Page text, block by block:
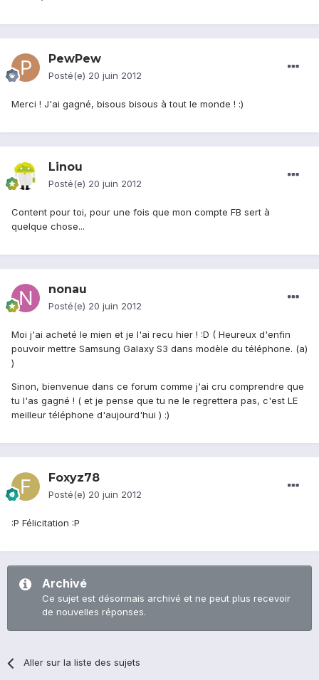
PewPew
Posté(e) 20 juin 2012
Merci ! J'ai gagné, bisous bisous à tout le monde ! :)
Linou
Posté(e) 20 juin 2012
Content pour toi, pour une fois que mon compte FB sert à
quelque chose...
nonau
Posté(e) 20 juin 2012
Moi j'ai acheté le mien et je l'ai recu hier ! :D ( Heureux d'enfin
pouvoir mettre Samsung Galaxy S3 dans modèle du téléphone. (a)
)
Sinon, bienvenue dans ce forum comme j'ai cru comprendre que
tu l'as gagné ! ( et je pense que tu ne le regrettera pas, c'est LE
meilleur téléphone d'aujourd'hui ) :)
Foxyz78
Posté(e) 20 juin 2012
:P Félicitation :P
Archivé
Ce sujet est désormais archivé et ne peut plus recevoir
de nouvelles réponses.
Aller sur la liste des sujets